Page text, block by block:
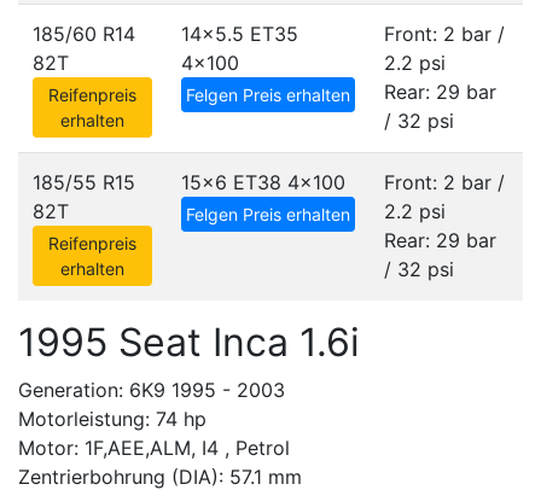
185/60 R14
82T
Reifenpreis
erhalten
14x5.5 ET35
4x100
Felgen Preis erhalten
Front: 2 bar /
2.2 psi
Rear: 29 bar
/ 32 psi
185/55 R15
82T
Reifenpreis
erhalten
15x6 ET38 4x100
Felgen Preis erhalten
Front: 2 bar /
2.2 psi
Rear: 29 bar
/ 32 psi
1995 Seat Inca 1.6i
Generation: 6K9 1995 - 2003
Motorleistung: 74 hp
Motor: 1F,AEE,ALM, I4 , Petrol
Zentrierbohrung (DIA): 57.1 mm